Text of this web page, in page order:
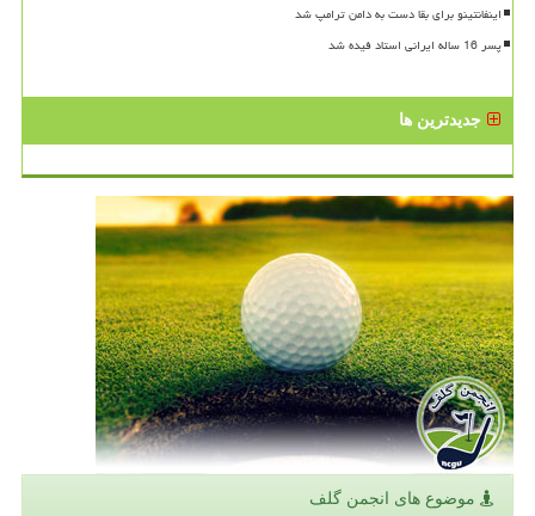
اینفانتینو برای بقا دست به دامن ترامپ شد
پسر 16 ساله ایرانی استاد فیده شد
جدیدترین ها
موضوع های انجمن گلف